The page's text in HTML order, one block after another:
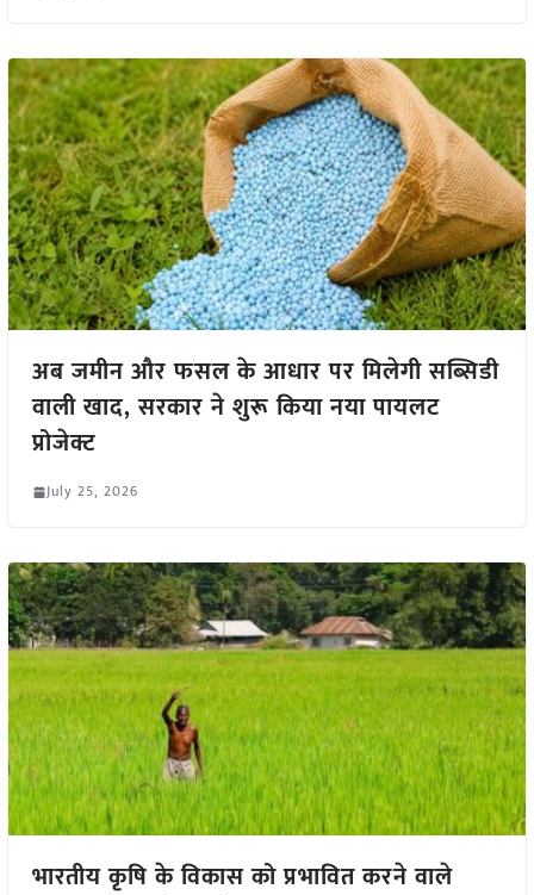
अब जमीन और फसल के आधार पर मिलेगी सब्सिडी
वाली खाद, सरकार ने शुरू किया नया पायलट
प्रोजेक्ट
July 25, 2026
भारतीय कृषि के विकास को प्रभावित करने वाले